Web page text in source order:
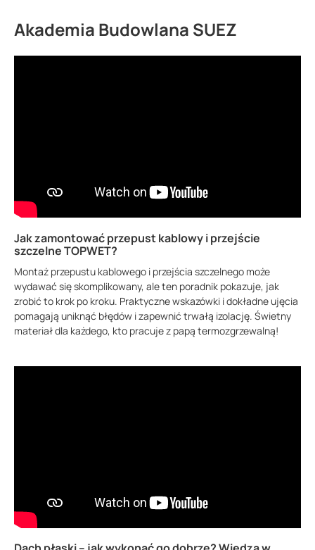
Akademia Budowlana SUEZ
Jak zamontować przepust kablowy i przejście
szczelne TOPWET?
Montaż przepustu kablowego i przejścia szczelnego może
wydawać się skomplikowany, ale ten poradnik pokazuje, jak
zrobić to krok po kroku. Praktyczne wskazówki i dokładne ujęcia
pomagają uniknąć błędów i zapewnić trwałą izolację. Świetny
materiał dla każdego, kto pracuje z papą termozgrzewalną!